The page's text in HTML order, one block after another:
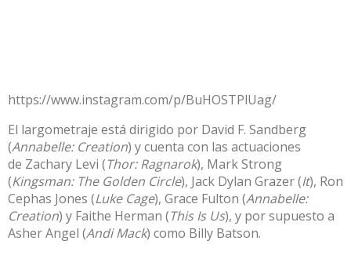
https://www.instagram.com/p/BuHOSTPlUag/
El largometraje está dirigido por David F. Sandberg
(Annabelle: Creation) y cuenta con las actuaciones
de Zachary Levi (Thor: Ragnarok), Mark Strong
(Kingsman: The Golden Circle), Jack Dylan Grazer (It), Ron
Cephas Jones (Luke Cage), Grace Fulton (Annabelle:
Creation) y Faithe Herman (This Is Us), y por supuesto a
Asher Angel (Andi Mack) como Billy Batson.